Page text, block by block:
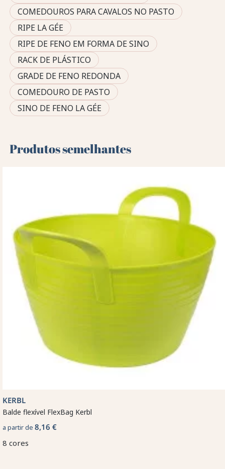
COMEDOUROS PARA CAVALOS NO PASTO
RIPE LA GÉE
RIPE DE FENO EM FORMA DE SINO
RACK DE PLÁSTICO
GRADE DE FENO REDONDA
COMEDOURO DE PASTO
SINO DE FENO LA GÉE
Produtos semelhantes
KERBL
Balde flexível FlexBag Kerbl
a partir de 8,16 €
8 cores